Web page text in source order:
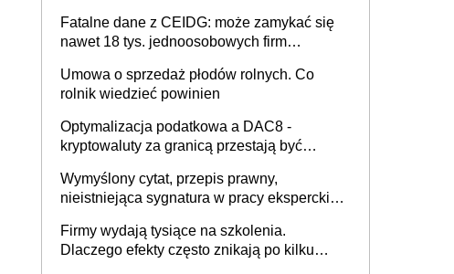
Fatalne dane z CEIDG: może zamykać się
nawet 18 tys. jednoosobowych firm
Umowa o sprzedaż płodów rolnych. Co
rolnik wiedzieć powinien
Optymalizacja podatkowa a DAC8 -
kryptowaluty za granicą przestają być
Wymyślony cytat, przepis prawny,
nieistniejąca sygnatura w pracy eksperckiej -
firmie
Firmy wydają tysiące na szkolenia.
Dlaczego efekty często znikają po kilku